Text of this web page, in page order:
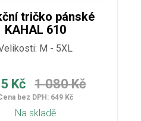
tričko pánské
KAHAL 610
M - 5XL
Kč 1 080 Kč
bez DPH: 649 Kč
Na skladě